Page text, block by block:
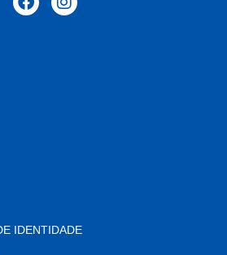
IDENTIDADE